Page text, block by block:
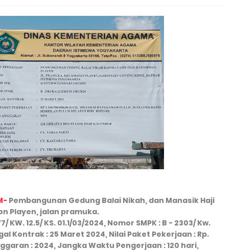
Pembangunan Gedung Balai Nikah, dan Manasik Haji
Playen, jalan pramuka.
KW. 12.5/ KS. 01.1/03/2024, Nomor SMPK : B - 2303/ Kw.
Kontrak : 25 Maret 2024, Nilai Paket Pekerjaan : Rp.
: 2024, Jangka Waktu Pengerjaan : 120 hari,